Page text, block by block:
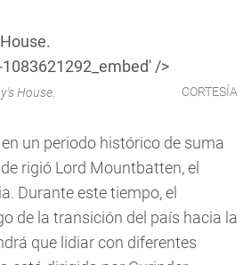
/>
House. CORTESÍA
un periodo histórico de suma
rigió Lord Mountbatten, el
Durante este tiempo, el
de la transición del país hacia la
que lidiar con diferentes